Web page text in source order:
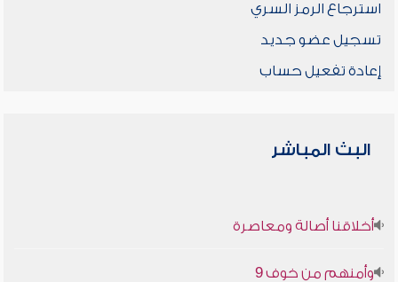
استرجاع الرمز السري
تسجيل عضو جديد
إعادة تفعيل حساب
البث المباشر
أخلاقنا أصالة ومعاصرة
وأمنهم من خوف 9